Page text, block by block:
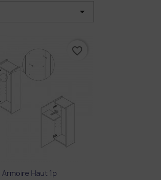

Armoire Haut 1p
Aperçu rapide
favorite_border